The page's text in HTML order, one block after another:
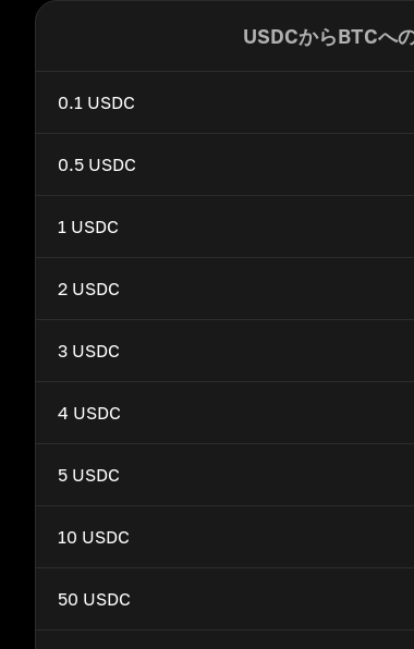
USDCからBTCへ
0.1 USDC
0.5 USDC
1 USDC
2 USDC
3 USDC
4 USDC
5 USDC
10 USDC
50 USDC